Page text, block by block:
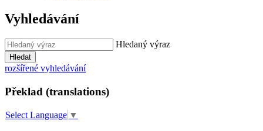
Vyhledávání
Hledaný výraz
Hledat
rozšířené vyhledávání
Překlad (translations)
Select Language ▼